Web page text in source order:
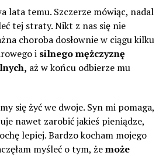
lata temu. Szczerze mówiąc, nadal
tej straty. Nikt z nas się nie
choroba dosłownie w ciągu kilku
i silnego mężczyznę
aż w końcu odbierze mu
się żyć we dwoje. Syn mi pomaga,
nawet zarobić jakieś pieniądze,
lepiej. Bardzo kocham mojego
myśleć o tym, żemoże